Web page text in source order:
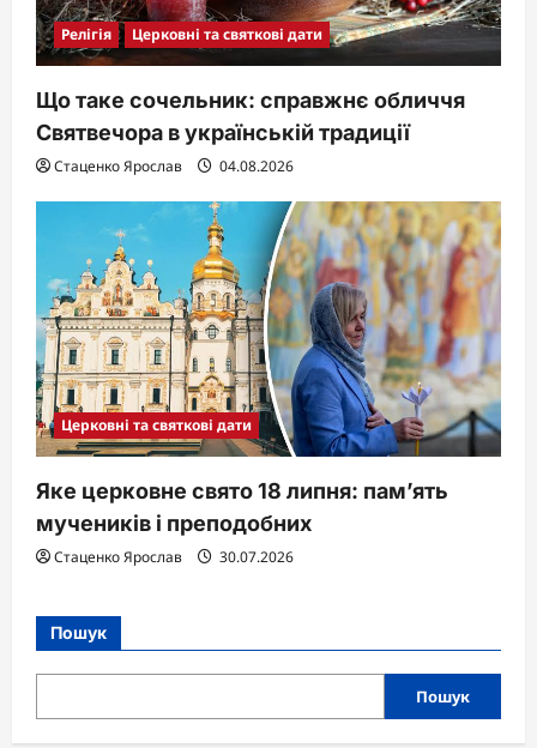
Релігія Церковні та святкові дати
Що таке сочельник: справжнє обличчя
Святвечора в українській традиції
Стаценко Ярослав 04.08.2026
Церковні та святкові дати
Яке церковне свято 18 липня: пам’ять
мучеників і преподобних
Стаценко Ярослав 30.07.2026
Пошук
Пошук